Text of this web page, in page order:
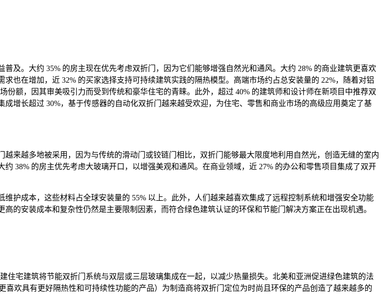
及。大约 35% 的房主现在优先考虑双折门，因为它们能够增强自然光和通风。大约 28% 的商业建筑更喜欢
也在增加，近 32% 的买家选择支持可持续建筑实践的隔热模型。高端市场约占总安装量的 22%，随着对铝
额，因其审美吸引力而受到传统和豪华住宅的青睐。此外，超过 40% 的建筑师和设计师在新项目中推荐双
增长超过 30%，基于传感器的自动化双折门越来越受欢迎，为住宅、零售和商业市场的高级应用奠定了基
来越多地被采用，因为与传统的滑动门或铰链门相比，双折门能够最大限度地利用自然光，创造无缝的室内
38% 的房主优先考虑大玻璃开口，以增强美观和通风。在商业领域，近 27% 的办公和零售项目集成了双开
护成本，这些材料占全球安装量的 55% 以上。此外，人们越来越喜欢集成了远程控制系统和增强安全功能
的安装成本和复杂性仍然是主要限制因素，而符合绿色建筑认证的环保和节能门解决方案正在出现机遇。
住宅建筑将节能双折门系统与双层或三层玻璃集成在一起，以减少热量损失。北美和亚洲促进绿色建筑的法
欢具有更好隔热性和可持续性功能的产品）为制造商将双折门定位为时尚且环保的产品创造了越来越多的